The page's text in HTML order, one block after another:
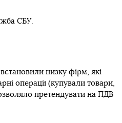
СБУ.
низку фірм, які
операції (купували товари,
претендувати на ПДВ